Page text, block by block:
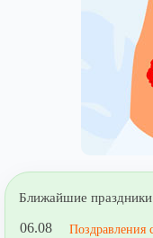
Ближайшие праздники
06.08